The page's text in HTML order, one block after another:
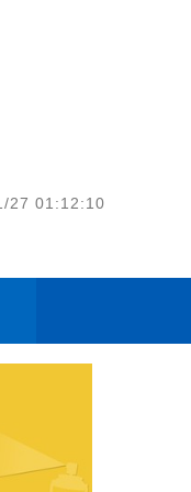
27 01:12:10